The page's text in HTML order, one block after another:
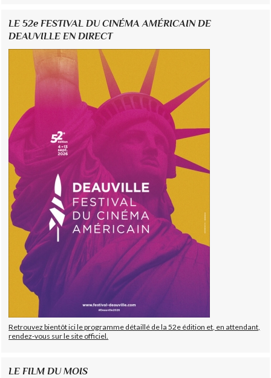
LE 52e FESTIVAL DU CINÉMA AMÉRICAIN DE
DEAUVILLE EN DIRECT
Retrouvez bientôt ici le programme détaillé de la 52e édition et, en attendant,
rendez-vous sur le site officiel.
LE FILM DU MOIS